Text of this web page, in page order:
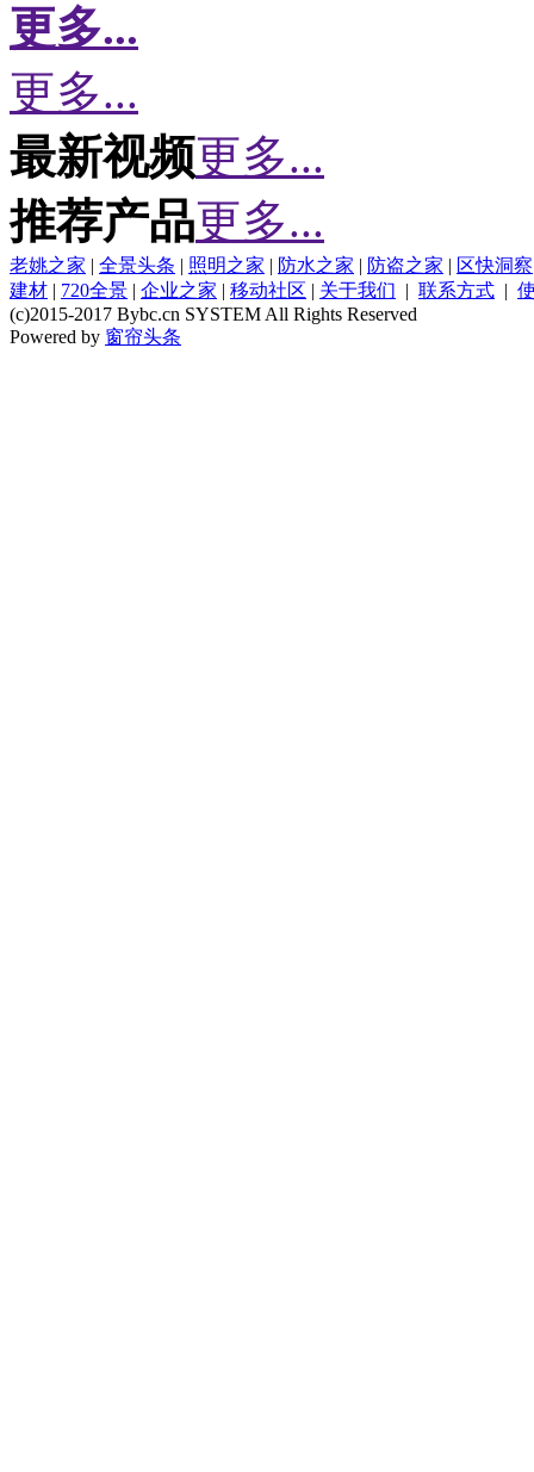
更多...
更多...
最新视频更多...
推荐产品更多...
老姚之家 | 全景头条 | 照明之家 | 防水之家 | 防盗之家 | 区快洞察
建材 | 720全景 | 企业之家 | 移动社区 | 关于我们 | 联系方式 |
(c)2015-2017 Bybc.cn SYSTEM All Rights Reserved
Powered by 窗帘头条